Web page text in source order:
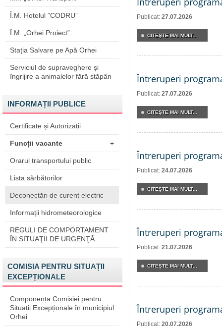
Î.M. Hotelul ”CODRU”
Î.M. „Orhei Proiect”
Stația Salvare pe Apă Orhei
Serviciul de supraveghere și
îngrijire a animalelor fără stăpân
INFORMAȚII PUBLICE
Certificate și Autorizații
Funcții vacante +
Orarul transportului public
Lista sărbătorilor
Deconectări de curent electric
Informații hidrometeorologice
REGULI DE COMPORTAMENT
ÎN SITUAŢII DE URGENŢĂ
COMISIA PENTRU SITUAȚII
EXCEPȚIONALE
Componența Comisiei pentru
Situații Excepționale în municipiul
Orhei
Publicat: 27.07.2026
CITEŞTE MAI MULT...
Întreruperi
Publicat: 27.07.2026
CITEŞTE MAI MULT...
Întreruperi
Publicat: 24.07.2026
CITEŞTE MAI MULT...
Întreruperi
Publicat: 21.07.2026
CITEŞTE MAI MULT...
Întreruperi
Publicat: 20.07.2026